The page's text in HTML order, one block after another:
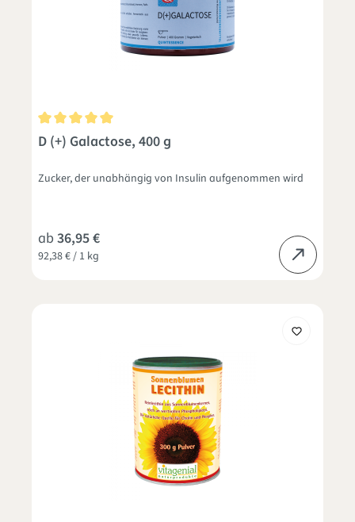
Durchschnittliche Bewertung von 5 von 5 Sternen
D (+) Galactose, 400 g
Zucker, der unabhängig von Insulin aufgenommen wird
92,38 € / 1 kg
ab 36,95 €